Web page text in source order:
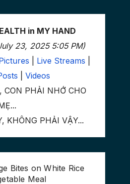
in MY HAND
23, 2025 5:05 PM)
Live Streams
|Videos
CON PHẢI NHỚ CHO
KHÔNG PHẢI VẬY...
Bites on White Rice
Meal